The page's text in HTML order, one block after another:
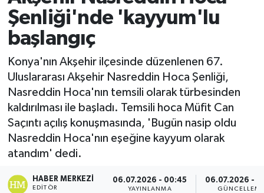
Şenliği'nde 'kayyum'lu
başlangıç
Konya'nın Akşehir ilçesinde düzenlenen 67.
Uluslararası Akşehir Nasreddin Hoca Şenliği,
Nasreddin Hoca'nın temsili olarak türbesinden
kaldırılması ile başladı. Temsili hoca Müfit Can
Saçıntı açılış konuşmasında, 'Bugün nasip oldu
Nasreddin Hoca'nın eşeğine kayyum olarak
atandım' dedi.
HABER MERKEZI
EDITÖR
06.07.2026 - 00:45
YAYINLANMA
06.07.2026 -
Süper Lig Puan Durumu ve Fikstür
Tüm Manşetler
Son Dakika Haberleri
Haber Arşivi